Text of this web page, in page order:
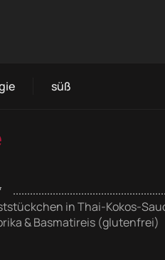
süß
in Thai-Kokos-
& Basmatireis (glutenfrei)